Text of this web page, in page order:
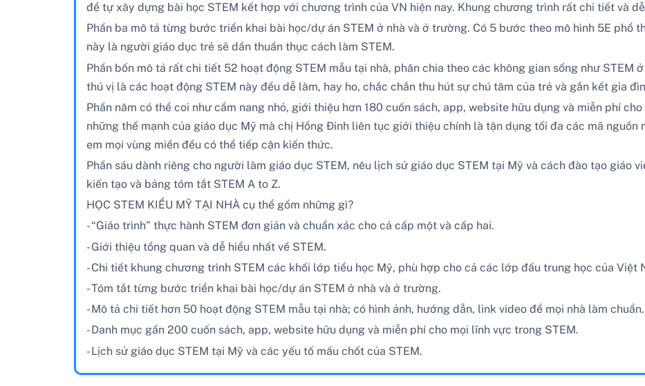
để tự xây dựng bài học STEM kết hợp với chương trình của VN hiện nay. Khung chương trình rất chi tiết và
Phần ba mô tả từng bước triển khai bài học/dự án STEM ở nhà và ở trường. Có 5 bước theo mô hình 5E phổ
này là người giáo dục trẻ sẽ dần thuần thục cách làm STEM.
Phần bốn mô tả rất chi tiết 52 hoạt động STEM mẫu tại nhà, phân chia theo các không gian sống như STEM
thú vị là các hoạt động STEM này đều dễ làm, hay ho, chắc chắn thu hút sự chú tâm của trẻ và gắn kết gia
Phần năm có thể coi như cẩm nang nhỏ, giới thiệu hơn 180 cuốn sách, app, website hữu dụng và miễn phí
những thế mạnh của giáo dục Mỹ mà chị Hồng Đinh liên tục giới thiệu chính là tận dụng tối đa các mã nguồn
em mọi vùng miền đều có thể tiếp cận kiến thức.
Phần sáu dành riêng cho người làm giáo dục STEM, nêu lịch sử giáo dục STEM tại Mỹ và cách đào tạo giáo
kiến tạo và bảng tóm tắt STEM A to Z.
HỌC STEM KIỂU MỸ TẠI NHÀ cụ thể gồm những gì?
- “Giáo trình” thực hành STEM đơn giản và chuẩn xác cho cả cấp một và cấp hai.
- Giới thiệu tổng quan và dễ hiểu nhất về STEM.
- Chi tiết khung chương trình STEM các khối lớp tiểu học Mỹ, phù hợp cho cả các lớp đầu trung học của Việt
- Tóm tắt từng bước triển khai bài học/dự án STEM ở nhà và ở trường.
- Mô tả chi tiết hơn 50 hoạt động STEM mẫu tại nhà; có hình ảnh, hướng dẫn, link video để mọi nhà làm chuẩn.
- Danh mục gần 200 cuốn sách, app, website hữu dụng và miễn phí cho mọi lĩnh vực trong STEM.
- Lịch sử giáo dục STEM tại Mỹ và các yếu tố mấu chốt của STEM.